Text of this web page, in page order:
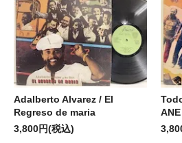
Adalberto Alvarez / El
Regreso de maria
3,800円(税込)
ANE